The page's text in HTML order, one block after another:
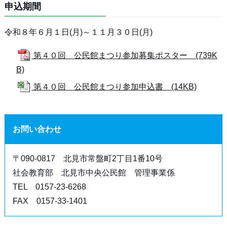
申込期間
令和８年６月１日(月)～１１月３０日(月)
第４０回 公民館まつり参加募集ポスター (739K
B)
第４０回 公民館まつり参加申込書 (14KB)
お問い合わせ
〒090‐0817 北見市常盤町2丁目1番10号
社会教育部 北見市中央公民館 管理事業係
TEL 0157‐23‐6268
FAX 0157‐33‐1401